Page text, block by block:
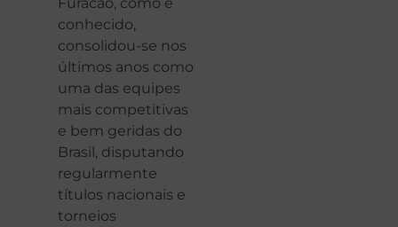
Furacão, como é
conhecido,
consolidou-se nos
últimos anos como
uma das equipes
mais competitivas
e bem geridas do
Brasil, disputando
regularmente
títulos nacionais e
torneios